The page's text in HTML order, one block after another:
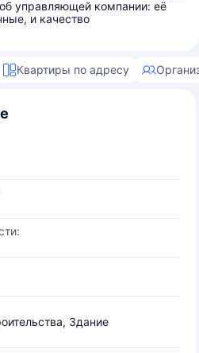
управляющей компании: её
и качество
Квартиры по адресу
Здание